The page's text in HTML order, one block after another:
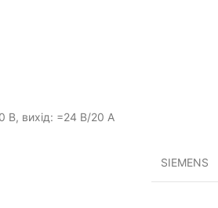
В, вихід: =24 В/20 A
SIEMENS